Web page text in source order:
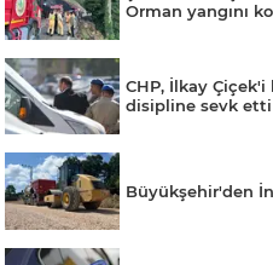
Orman yangını
CHP, İlkay
disipline sevk etti
Büyükşehir'den